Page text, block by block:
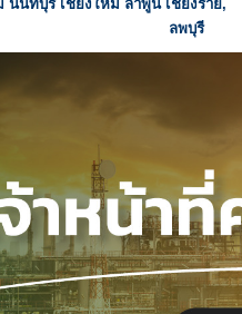
นนทบุรี เชียงใหม่ ลำพูน เชียงราย,
ลพบุรี